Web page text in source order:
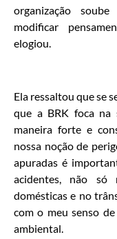
organização
modificar
elogiou.
Ela ressaltou que se
que a BRK foca na
maneira forte e
nossa noção de
apuradas é
acidentes, não só
domésticas e no
com o meu senso
ambiental.